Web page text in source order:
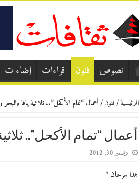
نصوص فنون قراءات إضاءات
الرئيسية/فنون/أعمال “تمام الأكحل”.. ثلاثية يافا والبحر
أعمال “تمام الأكحل”..
ديسمبر 30, 2012
هدا سرحان *